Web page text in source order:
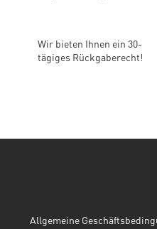
Wir bieten Ihnen ein 30-
tägiges Rückgaberecht!
Allgemeine